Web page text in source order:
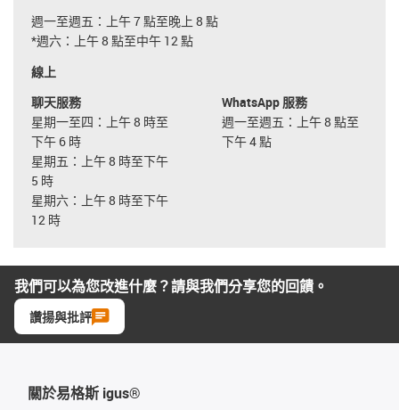
週一至週五：上午 7 點至晚上 8 點
*週六：上午 8 點至中午 12 點
線上
聊天服務
星期一至四：上午 8 時至
下午 6 時
星期五：上午 8 時至下午
5 時
星期六：上午 8 時至下午
12 時
WhatsApp 服務
週一至週五：上午 8 點至
下午 4 點
我們可以為您改進什麼？請與我們分享您的回饋。
讚揚與批評
關於易格斯 igus®